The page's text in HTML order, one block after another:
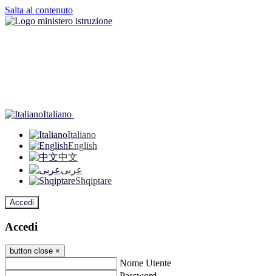
Salta al contenuto
Italiano
Italiano
English
中文
عربى
Shqiptare
Accedi
Accedi
button close ×
Nome Utente